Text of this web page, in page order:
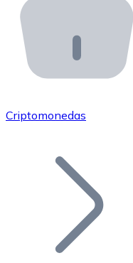
Integra un ATM
Bitnovo API
Integra nuestra
Únete a nuestra
Añade tu
Criptomonedas